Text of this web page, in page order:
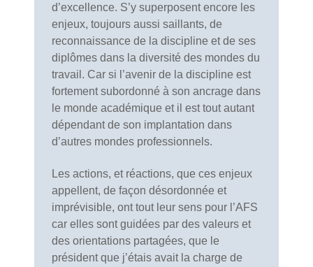
d’excellence. S’y superposent encore les
enjeux, toujours aussi saillants, de
reconnaissance de la discipline et de ses
diplômes dans la diversité des mondes du
travail. Car si l’avenir de la discipline est
fortement subordonné à son ancrage dans
le monde académique et il est tout autant
dépendant de son implantation dans
d’autres mondes professionnels.
Les actions, et réactions, que ces enjeux
appellent, de façon désordonnée et
imprévisible, ont tout leur sens pour l’AFS
car elles sont guidées par des valeurs et
des orientations partagées, que le
président que j’étais avait la charge de